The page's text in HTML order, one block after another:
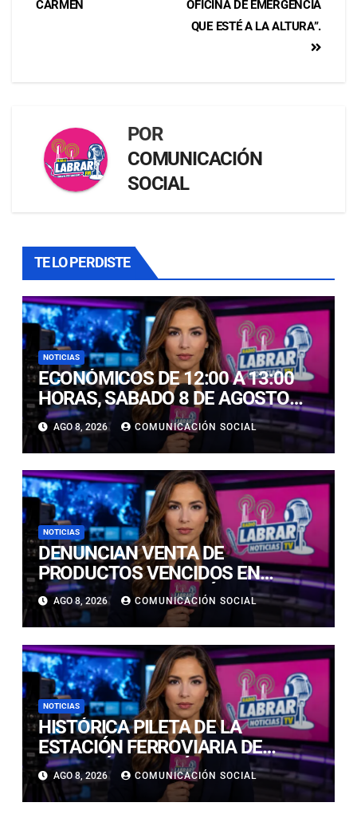
OFICINA DE EMERGENCIA
QUE ESTÉ A LA ALTURA”.
CARMEN
POR
COMUNICACIÓN
SOCIAL
TE LO PERDISTE
NOTICIAS
ECONÓMICOS DE 12:00 A 13:00
HORAS, SABADO 8 DE AGOSTO
2026
AGO 8, 2026 COMUNICACIÓN SOCIAL
NOTICIAS
DENUNCIAN VENTA DE
PRODUCTOS VENCIDOS EN
LOCALES DE COPIAPÓ:
FISCALIZACIÓN CONFIRMA
HALLAZGOS
AGO 8, 2026 COMUNICACIÓN SOCIAL
NOTICIAS
HISTÓRICA PILETA DE LA
ESTACIÓN FERROVIARIA DE
COPIAPÓ RESULTÓ GRAVEMENTE
DAÑADA TRAS SER IMPACTADA
POR UN VEHÍCULO
AGO 8, 2026 COMUNICACIÓN SOCIAL